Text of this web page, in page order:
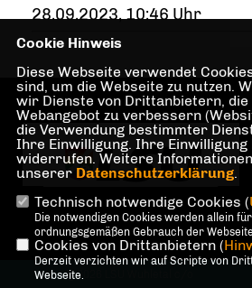
28.09.2023, 10:46 Uhr
@2026 LSU Wuhletal c/o
Cookie Hinweis
Diese Webseite verwendet
sind, um die Webseite zu nutzen.
wir Dienste von Drittanbietern,
Webangebot zu verbessern
die Verwendung bestimmter
Ihre Einwilligung. Ihre Einwilligung
widerrufen. Weitere
unserer Datenschutzerklärung.
Technisch notwendige Cookies (
Die notwendigen Cookies werden allein
ordnungsgemäßen Gebrauch der
Cookies von Drittanbietern (
Derzeit verzichten wir auf Scripte von
Webseite.